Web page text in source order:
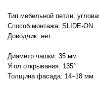
Тип мебельной петли:
Способ монтажа: SLIDE-ON
Доводчик: нет
Диаметр чашки: 35 мм
Угол открывания: 135°
Толщина фасада: 14–18 мм